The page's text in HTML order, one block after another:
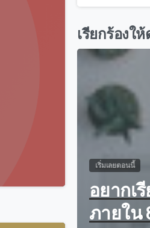
เรียกร้องใ
เริ่มเลยตอนนี้
อยากเ
ภายใน